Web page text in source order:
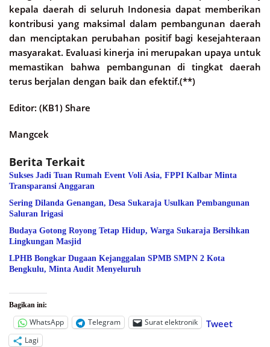
kepala daerah di seluruh Indonesia dapat memberikan
kontribusi yang maksimal dalam pembangunan daerah
dan menciptakan perubahan positif bagi kesejahteraan
masyarakat. Evaluasi kinerja ini merupakan upaya untuk
memastikan bahwa pembangunan di tingkat daerah
terus berjalan dengan baik dan efektif.(**)
Editor: (KB1) Share
Mangcek
Berita Terkait
Sukses Jadi Tuan Rumah Event Voli Asia, FPPI Kalbar Minta
Transparansi Anggaran
Sering Dilanda Genangan, Desa Sukaraja Usulkan Pembangunan
Saluran Irigasi
Budaya Gotong Royong Tetap Hidup, Warga Sukaraja Bersihkan
Lingkungan Masjid
LPHB Bongkar Dugaan Kejanggalan SPMB SMPN 2 Kota
Bengkulu, Minta Audit Menyeluruh
Bagikan ini:
WhatsApp Telegram Surat elektronik Tweet
Lagi